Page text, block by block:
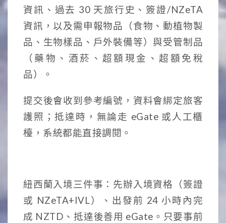
資訊、過去 30 天旅行史、簽證/NZeTA
資訊，以及需申報物品（食物、動植物製
品、生物樣品、戶外裝備等）與受管制品
（藥物、酒菸、超額現金、超額免稅
品）。
提交後會收到參考編號，資料會綁定旅客
護照；抵達時，無論走 eGate 或人工櫃
檯，系統都能直接調閱。
紐西蘭入境三件事：先辦入境資格（簽證
或 NZeTA+IVL）、出發前 24 小時內完
成 NZTD、抵達後善用 eGate。只要事前